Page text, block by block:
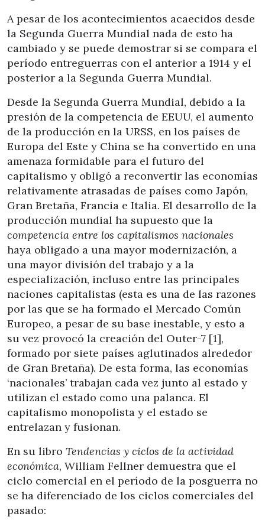
A pesar de los acontecimientos acaecidos desde
la Segunda Guerra Mundial nada de esto ha
cambiado y se puede demostrar si se compara el
período entreguerras con el anterior a 1914 y el
posterior a la Segunda Guerra Mundial.
Desde la Segunda Guerra Mundial, debido a la
presión de la competencia de EEUU, el aumento
de la producción en la URSS, en los países de
Europa del Este y China se ha convertido en una
amenaza formidable para el futuro del
capitalismo y obligó a reconvertir las economías
relativamente atrasadas de países como Japón,
Gran Bretaña, Francia e Italia. El desarrollo de la
producción mundial ha supuesto que la
competencia entre los capitalismos nacionales
haya obligado a una mayor modernización, a
una mayor división del trabajo y a la
especialización, incluso entre las principales
naciones capitalistas (esta es una de las razones
por las que se ha formado el Mercado Común
Europeo, a pesar de su base inestable, y esto a
su vez provocó la creación del Outer-7 [1],
formado por siete países aglutinados alrededor
de Gran Bretaña). De esta forma, las economías
‘nacionales’ trabajan cada vez junto al estado y
utilizan el estado como una palanca. El
capitalismo monopolista y el estado se
entrelazan y fusionan.
En su libro Tendencias y ciclos de la actividad
económica, William Fellner demuestra que el
ciclo comercial en el período de la posguerra no
se ha diferenciado de los ciclos comerciales del
pasado: